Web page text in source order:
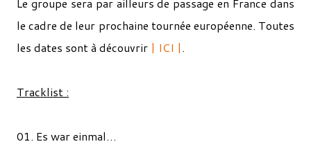
le cadre de leur prochaine tournée européenne. Toutes
les dates sont à découvrir | ICI |.
Tracklist :
01. Es war einmal…